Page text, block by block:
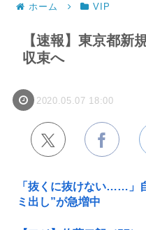
ホーム VIP
【速報】東京都新
収束へ
2020.05.07 18:00
「抜くに抜けない……」
ミ出し”が急増中